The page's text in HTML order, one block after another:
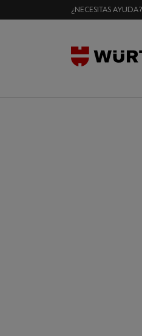
¿NECESITAS AYUDA?